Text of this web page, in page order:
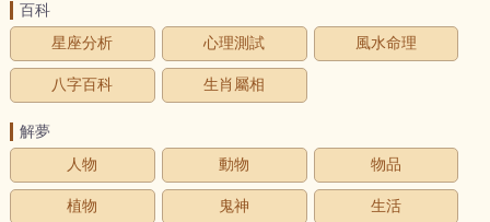
百科
星座分析
心理測試 風水命理
八字百科 生肖屬相
解夢
人物
動物 物品
植物 鬼神 生活